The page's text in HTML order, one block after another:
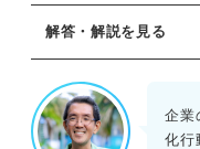
解答・解説を見る
正解：E
市場価格がP_A とき
であるX_2となるため
企業
化行